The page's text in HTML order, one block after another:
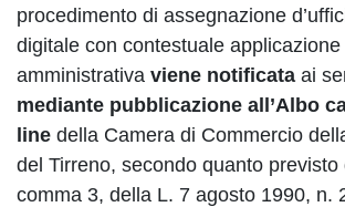
procedimento di assegnazione
digitale con contestuale
amministrativa viene notificata ai
mediante pubblicazione all’Albo
line della Camera di Commercio
del Tirreno, secondo quanto previsto
comma 3, della L. 7 agosto 1990, n.